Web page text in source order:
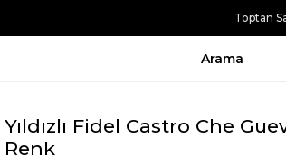
Toptan
Arama
Yıldızlı Fidel Castro Che
Renk